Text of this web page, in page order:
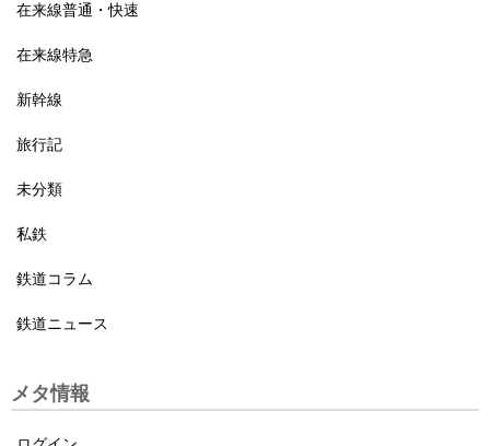
在来線普通・快速
在来線特急
新幹線
旅行記
未分類
私鉄
鉄道コラム
鉄道ニュース
メタ情報